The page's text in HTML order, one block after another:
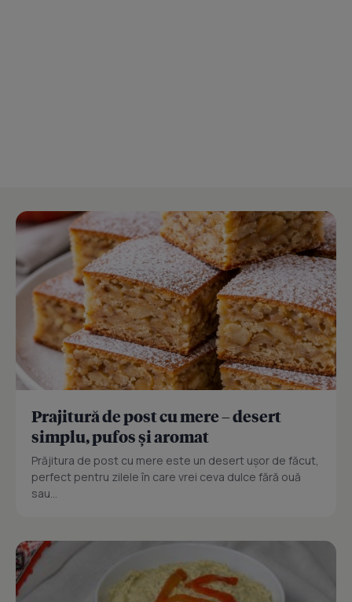
Prajitură de post cu mere – desert
simplu, pufos și aromat
Prăjitura de post cu mere este un desert ușor de făcut,
perfect pentru zilele în care vrei ceva dulce fără ouă
sau...